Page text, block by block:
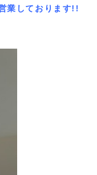
業しております!!